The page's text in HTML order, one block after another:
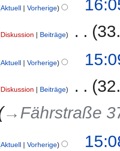
Aktuell Vorherige
Diskussion Beiträge
Aktuell Vorherige
Diskussion Beiträge
→‎Fährstraße
Aktuell Vorherige